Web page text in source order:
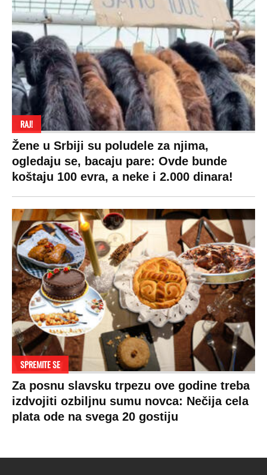
RAJ!
Žene u Srbiji su poludele za njima,
ogledaju se, bacaju pare: Ovde bunde
koštaju 100 evra, a neke i 2.000 dinara!
SPREMITE SE
Za posnu slavsku trpezu ove godine treba
izdvojiti ozbiljnu sumu novca: Nečija cela
plata ode na svega 20 gostiju